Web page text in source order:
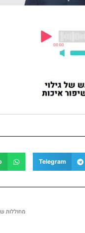
Telegram
מחוללות